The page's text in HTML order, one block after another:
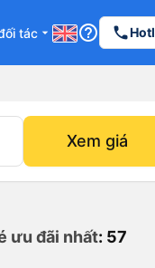
tác arrow_drop_down help_outline phone
Xem giá
ưu đãi nhất: 57